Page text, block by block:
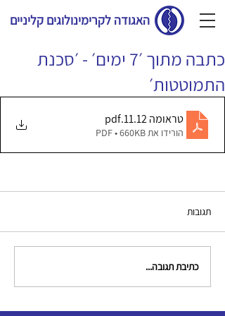
האגודה לקרימינולוגים קליניים
כתבה מתוך ׳7 ימים׳ - ׳סכנת
התמוטטות׳
‎⁨טראומה 21.11⁩ .pdf
הורידו את PDF • 660KB
תגובות
כתיבת תגובה...